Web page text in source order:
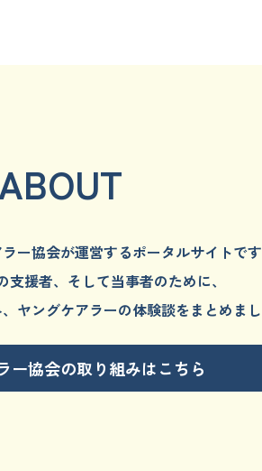
ABOUT
ー協会が運営するポータルサイトで
支援者、そして当事者のために、
ヤングケアラーの体験談をまとめま
ー協会の取り組みはこちら